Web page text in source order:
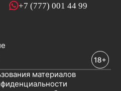
+7 (777) 001 44 99
новостей
материалов